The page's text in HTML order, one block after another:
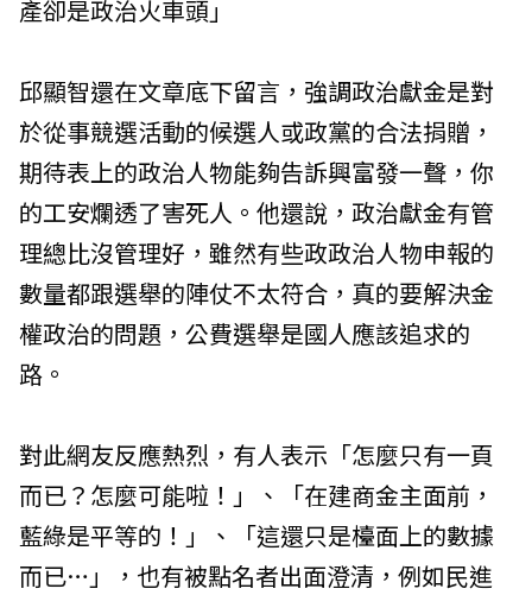
產卻是政治火車頭」
邱顯智還在文章底下留言，強調政治獻金是對
於從事競選活動的候選人或政黨的合法捐贈，
期待表上的政治人物能夠告訴興富發一聲，你
的工安爛透了害死人。他還說，政治獻金有管
理總比沒管理好，雖然有些政政治人物申報的
數量都跟選舉的陣仗不太符合，真的要解決金
權政治的問題，公費選舉是國人應該追求的
路。
對此網友反應熱烈，有人表示「怎麼只有一頁
而已？怎麼可能啦！」、「在建商金主面前，
藍綠是平等的！」、「這還只是檯面上的數據
而已…」，也有被點名者出面澄清，例如民進